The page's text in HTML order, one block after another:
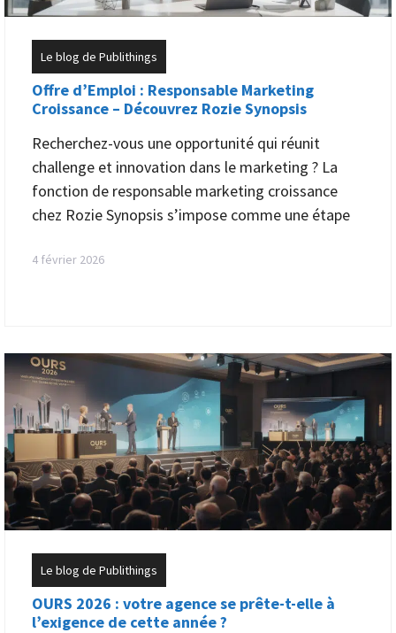
Le blog de Publithings
Offre d’Emploi : Responsable Marketing
Croissance – Découvrez Rozie Synopsis
Recherchez-vous une opportunité qui réunit
challenge et innovation dans le marketing ? La
fonction de responsable marketing croissance
chez Rozie Synopsis s’impose comme une étape
4 février 2026
Le blog de Publithings
OURS 2026 : votre agence se prête-t-elle à
l’exigence de cette année ?